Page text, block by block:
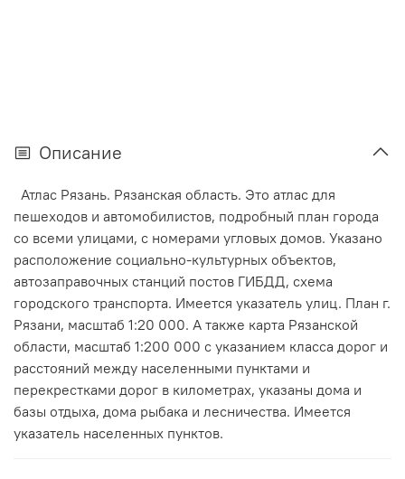
Описание
Атлас Рязань. Рязанская область. Это атлас для
пешеходов и автомобилистов, подробный план города
со всеми улицами, с номерами угловых домов. Указано
расположение социально-культурных объектов,
автозаправочных станций постов ГИБДД, схема
городского транспорта. Имеется указатель улиц. План г.
Рязани, масштаб 1:20 000. А также карта Рязанской
области, масштаб 1:200 000 с указанием класса дорог и
расстояний между населенными пунктами и
перекрестками дорог в километрах, указаны дома и
базы отдыха, дома рыбака и лесничества. Имеется
указатель населенных пунктов.